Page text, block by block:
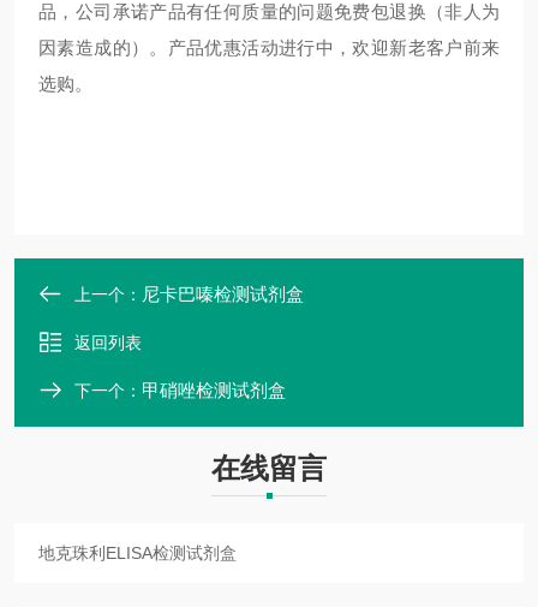
品，公司承诺产品有任何质量的问题免费包退换（非人为
因素造成的）。产品优惠活动进行中，欢迎新老客户前来
选购。
上一个： 尼卡巴嗪检测试剂盒
返回列表
下一个： 甲硝唑检测试剂盒
在线留言